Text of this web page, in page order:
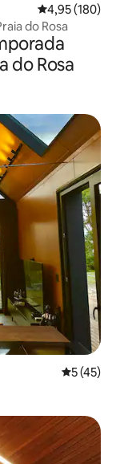
4,95 de uma
4,95 (180)
do Rosa
do Rosa
5 de uma
5 (45)